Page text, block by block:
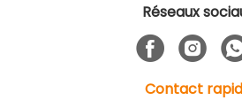
Réseaux
Contact